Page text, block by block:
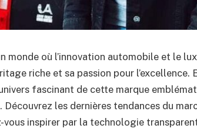
monde où l’innovation automobile et le
riche et sa passion pour l’excellence.
fascinant de cette marque
Découvrez les dernières tendances du
vous inspirer par la technologie